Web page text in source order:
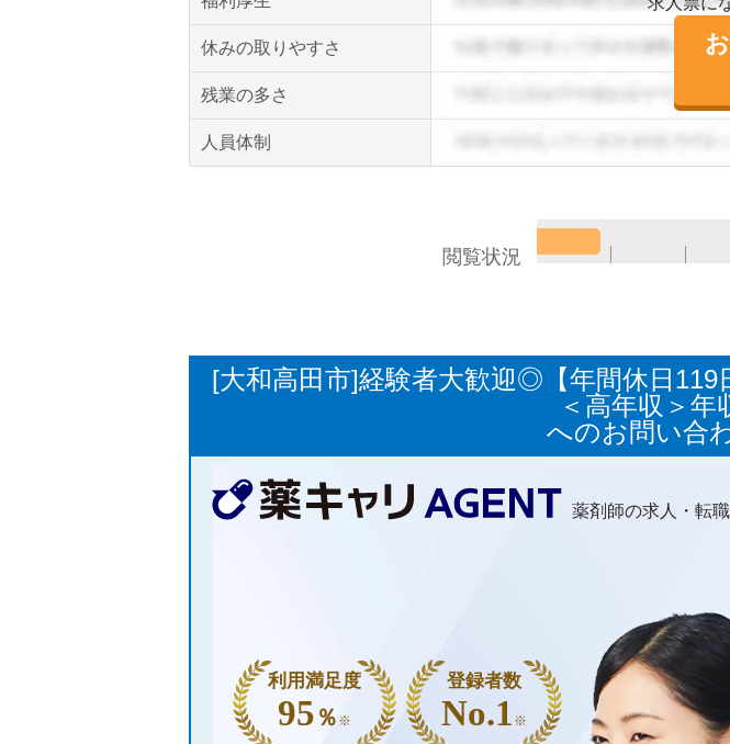
休みの取りやすさ
残業の多さ
人員体制
閲覧状況
[大和高田市]経験者大歓迎◎【年間休日
＜高年収＞年
へのお問い合
薬剤師の求人・転
利用満足度
95 ％ ※
登録者数
No.1 ※